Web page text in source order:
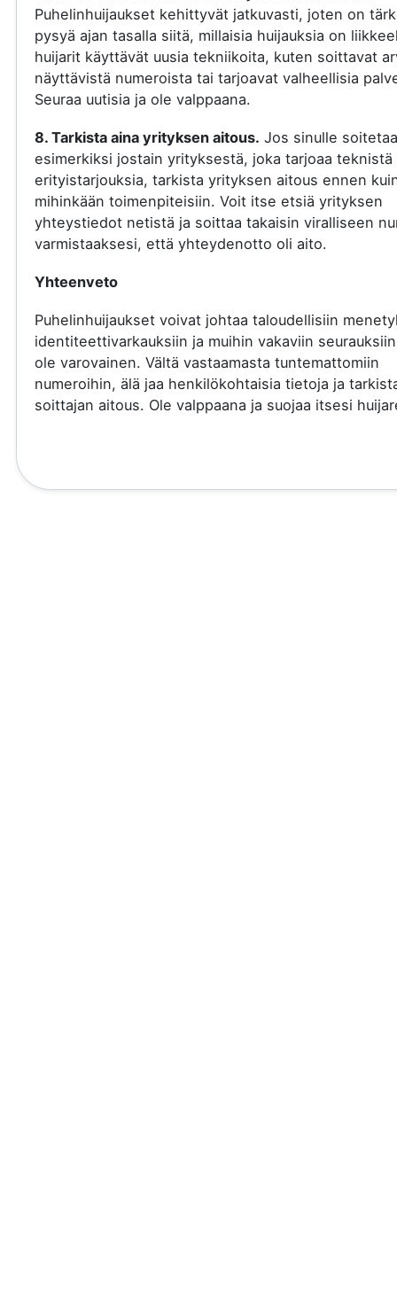
Puhelinhuijaukset kehittyvät jatkuvasti, joten on
pysyä ajan tasalla siitä, millaisia huijauksia on
huijarit käyttävät uusia tekniikoita, kuten soittavat
näyttävistä numeroista tai tarjoavat valheellisia
Seuraa uutisia ja ole valppaana.
8. Tarkista aina yrityksen aitous. Jos sinulle
esimerkiksi jostain yrityksestä, joka tarjoaa teknistä
erityistarjouksia, tarkista yrityksen aitous ennen
mihinkään toimenpiteisiin. Voit itse etsiä yrityksen
yhteystiedot netistä ja soittaa takaisin viralliseen
varmistaaksesi, että yhteydenotto oli aito.
Yhteenveto
Puhelinhuijaukset voivat johtaa taloudellisiin
identiteettivarkauksiin ja muihin vakaviin
ole varovainen. Vältä vastaamasta tuntemattomiin
numeroihin, älä jaa henkilökohtaisia tietoja ja
soittajan aitous. Ole valppaana ja suojaa itsesi